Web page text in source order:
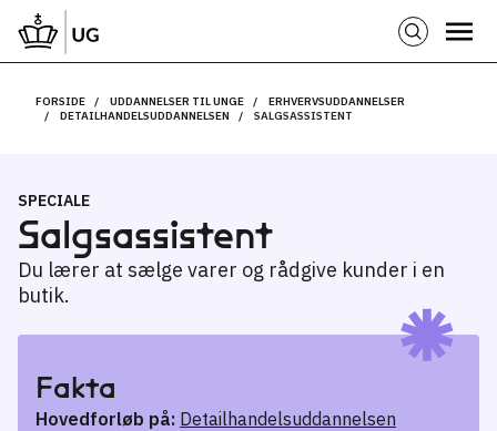
FORSIDE UDDANNELSER TIL UNGE
ERHVERVSUDDANNELSER
DETAILHANDELSUDDANNELSEN
SALGSASSISTENT
SPECIALE
Salgsassistent
Du lærer at sælge varer og rådgive kunder i en
butik.
Fakta
Hovedforløb på: Detailhandelsuddannelsen